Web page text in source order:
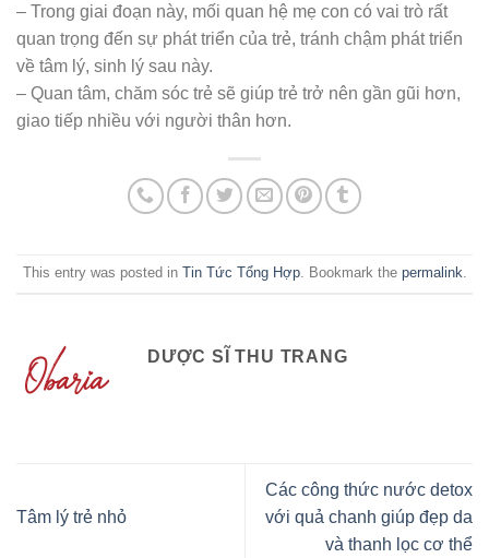
– Trong giai đoạn này, mối quan hệ mẹ con có vai trò rất
quan trọng đến sự phát triển của trẻ, tránh chậm phát triển
về tâm lý, sinh lý sau này.
– Quan tâm, chăm sóc trẻ sẽ giúp trẻ trở nên gần gũi hơn,
giao tiếp nhiều với người thân hơn.
This entry was posted in Tin Tức Tổng Hợp. Bookmark the permalink.
DƯỢC SĨ THU TRANG
Tâm lý trẻ nhỏ
Các công thức nước detox
với quả chanh giúp đẹp da
và thanh lọc cơ thể